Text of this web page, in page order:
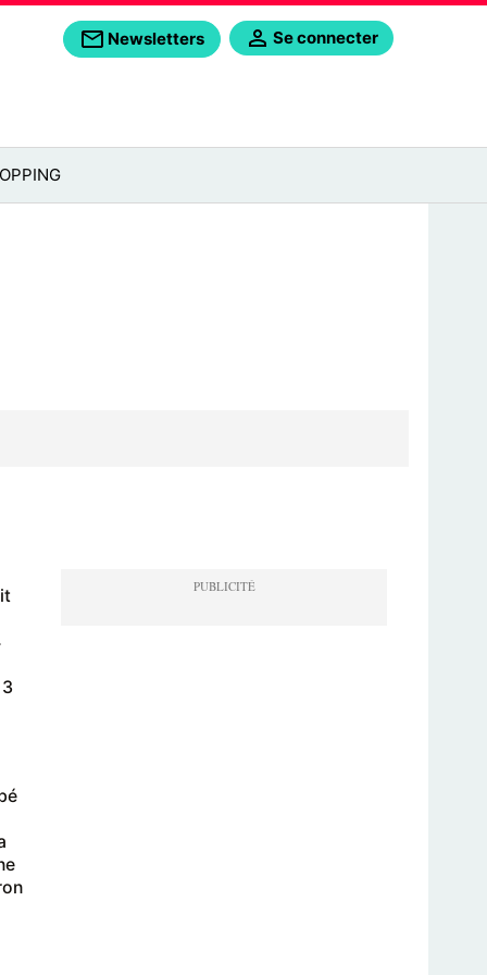
Newsletters Se connecter